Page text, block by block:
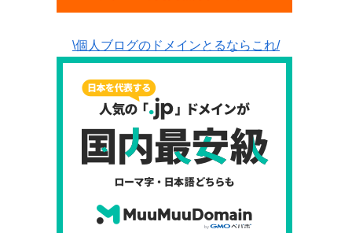
\個人ブログのドメインとるならこれ/